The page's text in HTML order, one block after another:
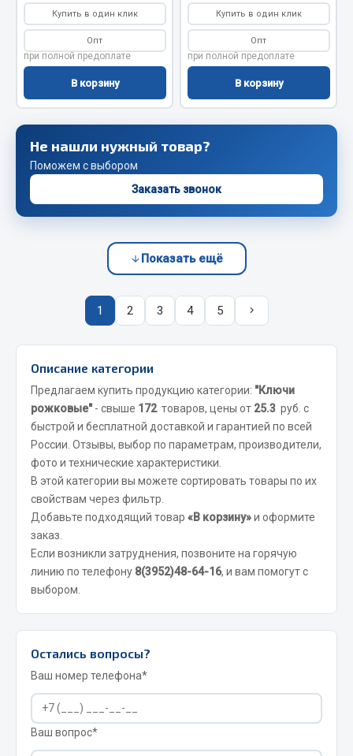
Система питания
Тормозная система
Колеса и шины
Система охлаждения
Подвеска
Кабина
Оперение кабины
Весь раздел
Запчасти FAW
Система охлаждения
Сцепление
Ось передняя
Тормозная система
Электрооборудование
Показать ещё
Весь раздел
JSB
Mann-filter
Vic
Автоторг
Дифа
Цитрон
Фильтры DONALDSON
Показать ещё
Купить в один клик
Опт
при полной предоплате
В корзину
Купить в один клик
Опт
при полной предоплате
В корзину
Не нашли нужный товар?
Поможем с выбором
Заказать звонок
Показать ещё
1 2 3 4 5
Описание категории
Предлагаем купить продукцию категории: "Ключи
рожковые"- свыше 172 товаров, цены от 25.3 руб. с
быстрой и бесплатной доставкой и гарантией по всей
России. Отзывы, выбор по параметрам, производители,
фото и технические характеристики.
В этой категории вы можете сортировать товары по их
свойствам через фильтр.
Добавьте подходящий товар «В корзину»и оформите
заказ.
Если возникли затруднения, позвоните на горячую
линию по телефону 8(3952)48-64-16, и вам помогут с
выбором.
Остались вопросы?
Ваш номер телефона*
Ваш вопрос*